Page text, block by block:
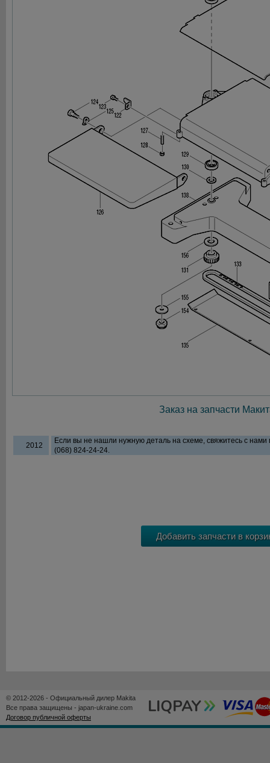
Заказ на запчасти
2012
Если вы не нашли нужную деталь на схеме, свяжитесь с
(068) 824-24-24.
© 2012-2026 - Официальный дилер Makita
Все права защищены - japan-ukraine.com
Договор публичной оферты